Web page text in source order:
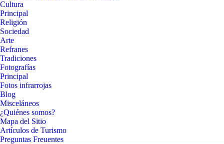
Cultura
Principal
Religión
Sociedad
Arte
Refranes
Tradiciones
Fotografías
Principal
Fotos infrarrojas
Blog
Misceláneos
¿Quiénes somos?
Mapa del Sitio
Artículos de Turismo
Preguntas Freuentes